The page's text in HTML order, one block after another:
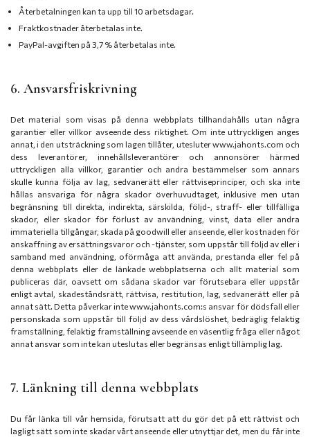
Återbetalningen kan ta upp till 10 arbetsdagar.
Fraktkostnader återbetalas inte.
PayPal-avgiften på 3,7 % återbetalas inte.
6. Ansvarsfriskrivning
Det material som visas på denna webbplats tillhandahålls utan några
garantier eller villkor avseende dess riktighet. Om inte uttryckligen anges
annat, i den utsträckning som lagen tillåter, utesluter www.jahonts.com och
dess leverantörer, innehållsleverantörer och annonsörer härmed
uttryckligen alla villkor, garantier och andra bestämmelser som annars
skulle kunna följa av lag, sedvanerätt eller rättviseprinciper, och ska inte
hållas ansvariga för några skador överhuvudtaget, inklusive men utan
begränsning till direkta, indirekta, särskilda, följd-, straff- eller tillfälliga
skador, eller skador för förlust av användning, vinst, data eller andra
immateriella tillgångar, skada på goodwill eller anseende, eller kostnaden för
anskaffning av ersättningsvaror och -tjänster, som uppstår till följd av eller i
samband med användning, oförmåga att använda, prestanda eller fel på
denna webbplats eller de länkade webbplatserna och allt material som
publiceras där, oavsett om sådana skador var förutsebara eller uppstår
enligt avtal, skadeståndsrätt, rättvisa, restitution, lag, sedvanerätt eller på
annat sätt. Detta påverkar inte www.jahonts.com:s ansvar för dödsfall eller
personskada som uppstår till följd av dess vårdslöshet, bedräglig felaktig
framställning, felaktig framställning avseende en väsentlig fråga eller något
annat ansvar som inte kan uteslutas eller begränsas enligt tillämplig lag.
7. Länkning till denna webbplats
Du får länka till vår hemsida, förutsatt att du gör det på ett rättvist och
lagligt sätt som inte skadar vårt anseende eller utnyttjar det, men du får inte